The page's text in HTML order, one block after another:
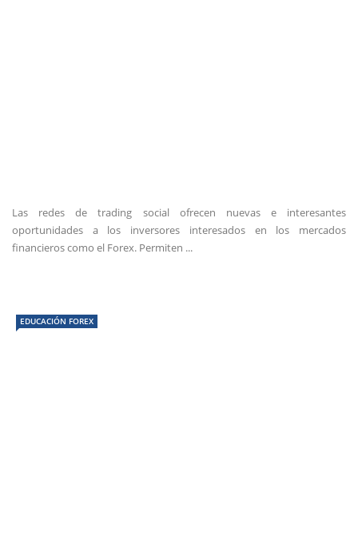
Las redes de trading social ofrecen nuevas e interesantes
oportunidades a los inversores interesados en los mercados
financieros como el Forex. Permiten ...
EDUCACIÓN FOREX